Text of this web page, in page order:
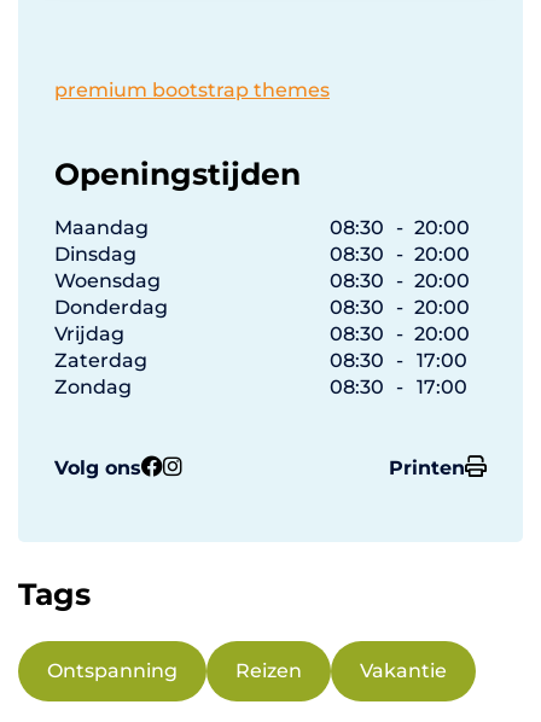
premium bootstrap themes
Openingstijden
Maandag 08:30 - 20:00
Dinsdag
08:30 - 20:00
Woensdag
08:30 - 20:00
Donderdag
08:30 - 20:00
Vrijdag
08:30 - 20:00
Zaterdag
08:30 - 17:00
Zondag
08:30 - 17:00
Volg ons Printen
Tags
Ontspanning Reizen Vakantie